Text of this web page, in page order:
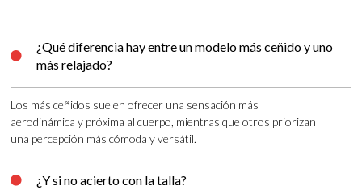

¿Qué diferencia hay entre un modelo más ceñido y uno
más relajado?
Los más ceñidos suelen ofrecer una sensación más
aerodinámica y próxima al cuerpo, mientras que otros priorizan
una percepción más cómoda y versátil.
 ¿Y si no acierto con la talla?